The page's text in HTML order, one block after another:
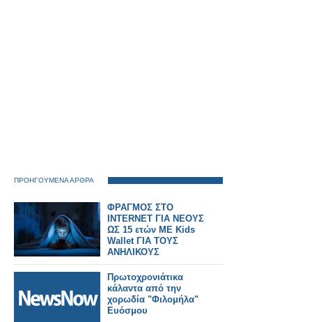
ΠΡΟΗΓΟΥΜΕΝΑ ΑΡΘΡΑ
ΦΡΑΓΜΟΣ ΣΤΟ
INTERNET ΓΙΑ ΝΕΟΥΣ
ΩΣ 15 ετών ΜΕ Kids
Wallet ΓΙΑ ΤΟΥΣ
ΑΝΗΛΙΚΟΥΣ
Πρωτοχρονιάτικα
κάλαντα από την
χορωδία "Φιλομήλα"
Ευόσμου